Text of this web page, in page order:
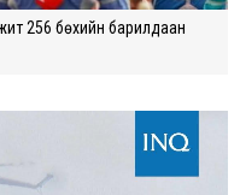
256 бөхийн барилдаан